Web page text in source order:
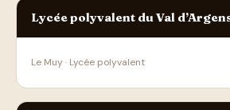
Lycée polyvalent du Val
Le Muy · Lycée polyvalent